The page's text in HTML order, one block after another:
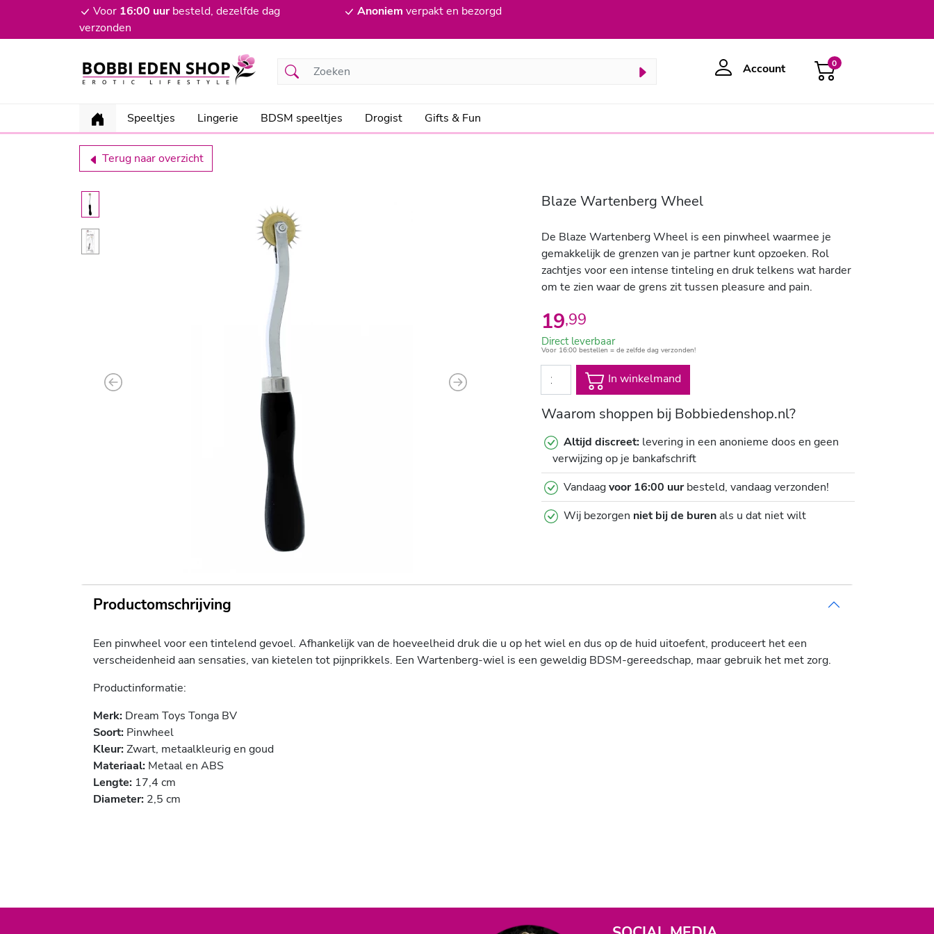
Voor 16:00 uurbesteld, dezelfde dag
verzonden
Anoniem verpakt en bezorgd
Account 0
Speeltjes Lingerie BDSM speeltjes Drogist Gifts & Fun
Terug naar overzicht
Previous Next
Blaze Wartenberg Wheel
De Blaze Wartenberg Wheel is een pinwheel waarmee je
gemakkelijk de grenzen van je partner kunt opzoeken. Rol
zachtjes voor een intense tinteling en druk telkens wat harder
om te zien waar de grens zit tussen pleasure and pain.
19,99
Direct leverbaar
Voor 16:00 bestellen = de zelfde dag verzonden!
In winkelmand
Waarom shoppen bij Bobbiedenshop.nl?
Altijd discreet: levering in een anonieme doos en geen
verwijzing op je bankafschrift
Vandaagvoor 16:00 uurbesteld, vandaag verzonden!
Wij bezorgen niet bij de burenals u dat niet wilt
Productomschrijving
Een pinwheel voor een tintelend gevoel. Afhankelijk van de hoeveelheid druk die u op het wiel en dus op de huid uitoefent, produceert het een
verscheidenheid aan sensaties, van kietelen tot pijnprikkels. Een Wartenberg-wiel is een geweldig BDSM-gereedschap, maar gebruik het met zorg.
Productinformatie:
Merk: Dream Toys Tonga BV
Soort: Pinwheel
Kleur:Zwart, metaalkleurig en goud
Materiaal: Metaal en ABS
Lengte: 17,4 cm
Diameter: 2,5 cm